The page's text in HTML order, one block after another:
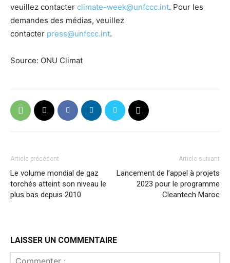
veuillez contacter climate-week@unfccc.int. Pour les
demandes des médias, veuillez
contacter press@unfccc.int.
Source: ONU Climat
Article précédent
Le volume mondial de gaz
torchés atteint son niveau le
plus bas depuis 2010
Article suivant
Lancement de l’appel à projets
2023 pour le programme
Cleantech Maroc
LAISSER UN COMMENTAIRE